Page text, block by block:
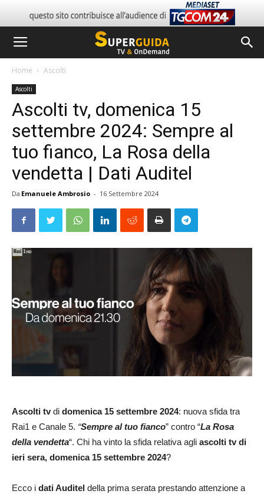
Home Ascolti
Ascolti
Ascolti tv, domenica 15
settembre 2024: Sempre al
tuo fianco, La Rosa della
vendetta | Dati Auditel
Da Emanuele Ambrosio - 16 Settembre 2024
Ascolti tvdi domenica 15 settembre 2024: nuova sfida tra
Rai1 e Canale 5. “Sempre al tuo fianco” contro “La Rosa
della vendetta“. Chi ha vinto la sfida relativa agli ascolti tv di
ieri sera, domenica 15 settembre 2024?
Ecco i dati Auditel della prima serata prestando attenzione a